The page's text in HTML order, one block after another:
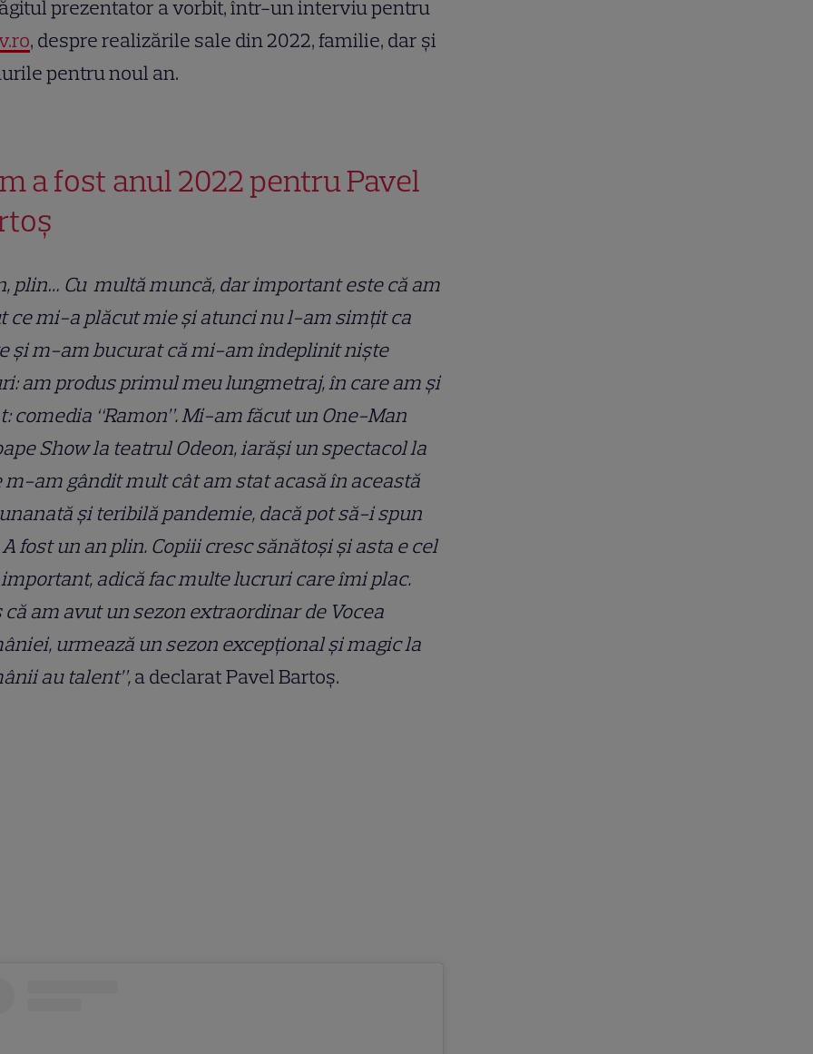
prezentator a vorbit, într-un interviu pentru
, despre realizările sale din 2022, familie, dar și
pentru noul an.
a fost anul 2022 pentru Pavel
plin… Cu multă muncă, dar important este că am
ce mi-a plăcut mie și atunci nu l-am simțit ca
și m-am bucurat că mi-am îndeplinit niște
am produs primul meu lungmetraj, în care am și
comedia “Ramon”. Mi-am făcut un One-Man
Show la teatrul Odeon, iarăși un spectacol la
m-am gândit mult cât am stat acasă în această
și teribilă pandemie, dacă pot să-i spun
fost un an plin. Copiii cresc sănătoși și asta e cel
adică fac multe lucruri care îmi plac.
că am avut un sezon extraordinar de Vocea
urmează un sezon excepțional și magic la
au talent”,a declarat Pavel Bartoș.